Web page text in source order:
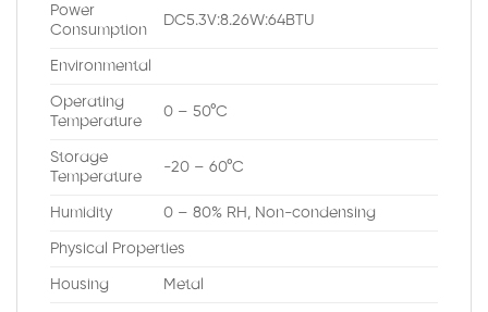
Power
Consumption
DC5.3V:8.26W:64BTU
Environmental
Operating
Temperature
0 – 50°C
Storage
Temperature
-20 – 60°C
Humidity 0 – 80% RH, Non-condensing
Physical Properties
Housing Metal